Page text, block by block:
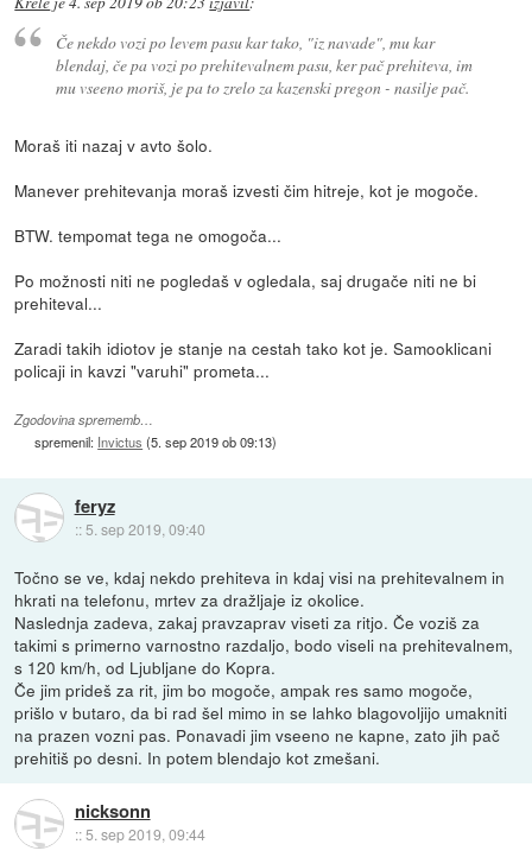
Če nekdo vozi po levem pasu kar tako, "iz navade", mu kar
blendaj, če pa vozi po prehitevalnem pasu, ker pač prehiteva, im
mu vseeno moriš, je pa to zrelo za kazenski pregon - nasilje pač.
Moraš iti nazaj v avto šolo.
Manever prehitevanja moraš izvesti čim hitreje, kot je mogoče.
BTW. tempomat tega ne omogoča...
Po možnosti niti ne pogledaš v ogledala, saj drugače niti ne bi
prehiteval...
Zaradi takih idiotov je stanje na cestah tako kot je. Samooklicani
policaji in kavzi "varuhi" prometa...
Zgodovina sprememb…
spremenil: Invictus (5. sep 2019 ob 09:13)
feryz
:: 5. sep 2019, 09:40
Točno se ve, kdaj nekdo prehiteva in kdaj visi na prehitevalnem in
hkrati na telefonu, mrtev za dražljaje iz okolice.
Naslednja zadeva, zakaj pravzaprav viseti za ritjo. Če voziš za
takimi s primerno varnostno razdaljo, bodo viseli na prehitevalnem,
s 120 km/h, od Ljubljane do Kopra.
Če jim prideš za rit, jim bo mogoče, ampak res samo mogoče,
prišlo v butaro, da bi rad šel mimo in se lahko blagovoljijo umakniti
na prazen vozni pas. Ponavadi jim vseeno ne kapne, zato jih pač
prehitiš po desni. In potem blendajo kot zmešani.
nicksonn
::5. sep 2019, 09:44